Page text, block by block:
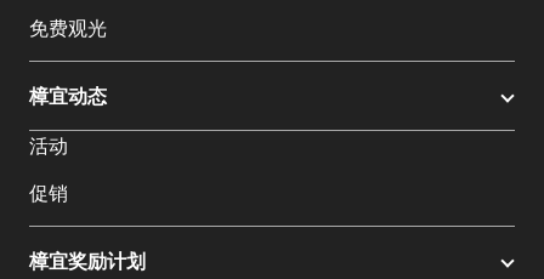
免费观光
樟宜动态
活动
促销
樟宜奖励计划